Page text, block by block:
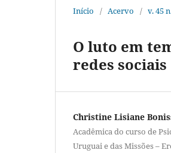
Início / Acervo / v. 45
O luto em
redes sociais
Christine Lisiane
Acadêmica do curso de
Uruguai e das Missões –